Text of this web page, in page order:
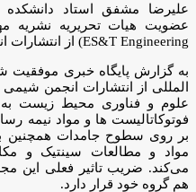
علیرضا مشفق استاد
ES&T Engineering) از انتشارات انجمن شیمی آمریکا درآمد.
به گزارش پایگاه خبری موفقیت
علوم و فناوری محیط زیست به
فوتوکاتالیست ها و مواد نیمه
بر روی سطوح جامدات همچنین
مواد و مطالعات سینتیک و
هم گروه خود قرار دارد.